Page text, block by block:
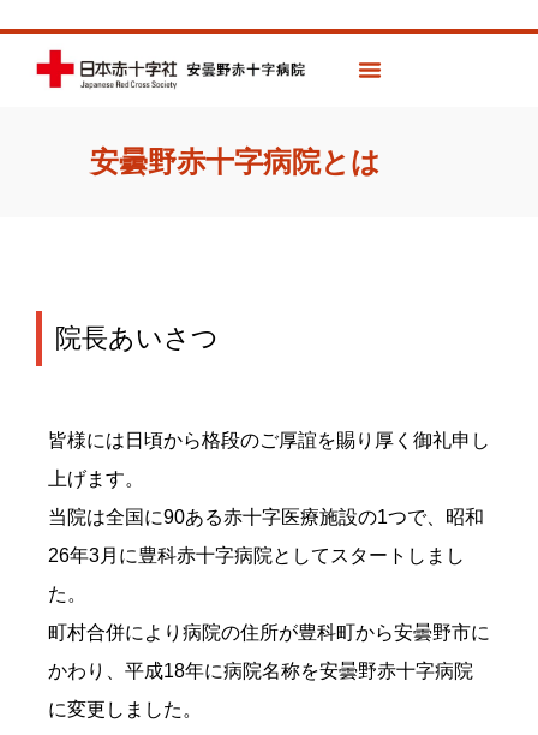
安曇野赤十字病院とは
院長あいさつ
皆様には日頃から格段のご厚誼を賜り厚く御礼申し
上げます。
当院は全国に90ある赤十字医療施設の1つで、昭和
26年3月に豊科赤十字病院としてスタートしまし
た。
町村合併により病院の住所が豊科町から安曇野市に
かわり、平成18年に病院名称を安曇野赤十字病院
に変更しました。